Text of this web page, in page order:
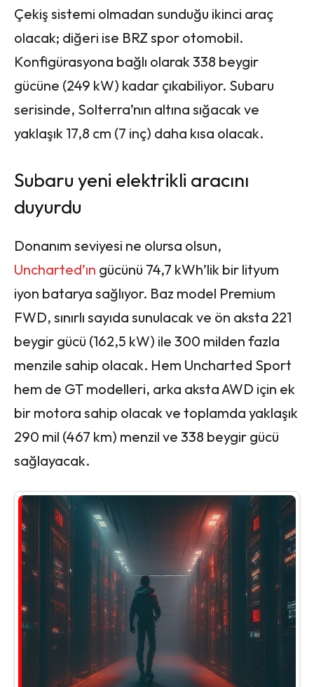
Çekiş sistemi olmadan sunduğu ikinci araç
olacak; diğeri ise BRZ spor otomobil.
Konfigürasyona bağlı olarak 338 beygir
gücüne (249 kW) kadar çıkabiliyor. Subaru
serisinde, Solterra’nın altına sığacak ve
yaklaşık 17,8 cm (7 inç) daha kısa olacak.
Subaru yeni elektrikli aracını
duyurdu
Donanım seviyesi ne olursa olsun,
Uncharted’ın gücünü 74,7 kWh’lik bir lityum
iyon batarya sağlıyor. Baz model Premium
FWD, sınırlı sayıda sunulacak ve ön aksta 221
beygir gücü (162,5 kW) ile 300 milden fazla
menzile sahip olacak. Hem Uncharted Sport
hem de GT modelleri, arka aksta AWD için ek
bir motora sahip olacak ve toplamda yaklaşık
290 mil (467 km) menzil ve 338 beygir gücü
sağlayacak.